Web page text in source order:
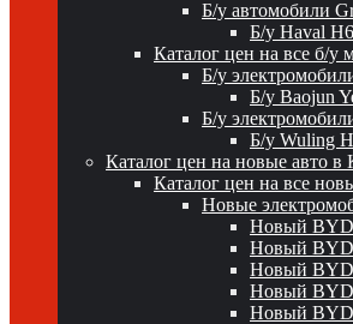
Б/у автомобили
Б/у Haval H6
Каталог цен на все б/
Б/у
Б/у Baojun
Б/у
Б/у Wuling
Каталог цен на новые авто в
Каталог цен на все
Новые
Новый
Новый BYD
Новый BYD
Новый BYD
Новый